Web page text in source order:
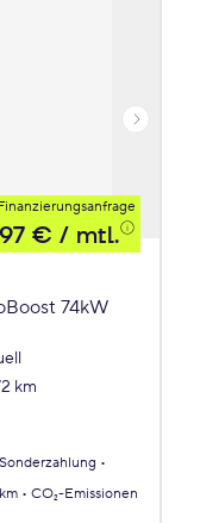
97 € / mtl.
74kW
km
CO₂-Emissionen